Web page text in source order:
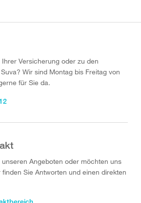
Versicherung oder zu den
Wir sind Montag bis Freitag von
für Sie da.
Angeboten oder möchten uns
Sie Antworten und einen direkten